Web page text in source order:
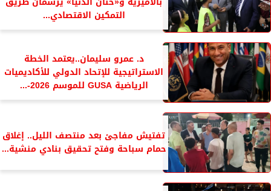
التمكين الاقتصادي...
د. عمرو سليمان..يعتمد الخطة
الاستراتيجية للإتحاد الدولي للأكاديميات
الرياضية GUSA للموسم 2026-...
تفتيش مفاجئ بعد منتصف الليل.. إغلاق
حمام سباحة وفتح تحقيق بنادي منشية...